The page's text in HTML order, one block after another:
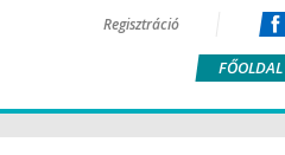
Regisztráció
FŐOLDAL